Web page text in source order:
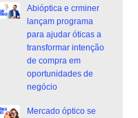
Abióptica e crminer
lançam programa
para ajudar óticas a
transformar intenção
de compra em
oportunidades de
negócio
Mercado óptico se